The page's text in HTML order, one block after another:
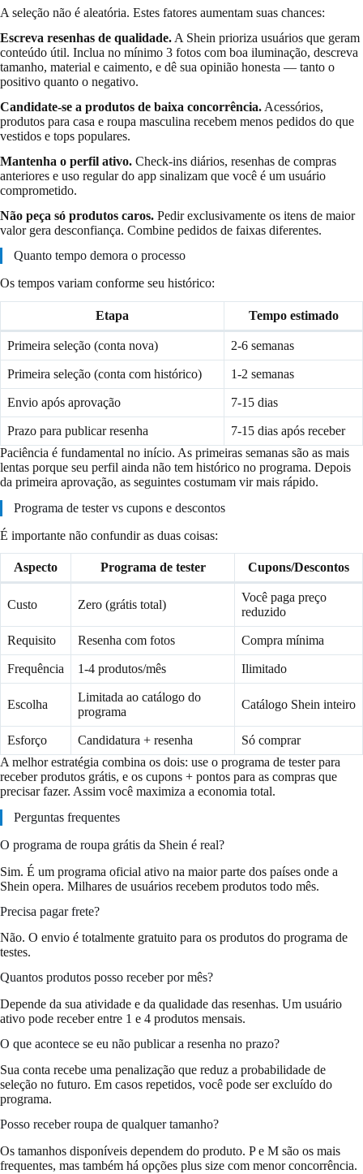
A seleção não é aleatória. Estes fatores aumentam suas chances:
Escreva resenhas de qualidade. A Shein prioriza usuários que geram
conteúdo útil. Inclua no mínimo 3 fotos com boa iluminação, descreva
tamanho, material e caimento, e dê sua opinião honesta — tanto o
positivo quanto o negativo.
Candidate-se a produtos de baixa concorrência. Acessórios,
produtos para casa e roupa masculina recebem menos pedidos do que
vestidos e tops populares.
Mantenha o perfil ativo. Check-ins diários, resenhas de compras
anteriores e uso regular do app sinalizam que você é um usuário
comprometido.
Não peça só produtos caros. Pedir exclusivamente os itens de maior
valor gera desconfiança. Combine pedidos de faixas diferentes.
Quanto tempo demora o processo
Os tempos variam conforme seu histórico:
Etapa Tempo estimado
Primeira seleção (conta nova) 2-6 semanas
Primeira seleção (conta com histórico) 1-2 semanas
Envio após aprovação 7-15 dias
Prazo para publicar resenha
7-15 dias após receber
Paciência é fundamental no início. As primeiras semanas são as mais
lentas porque seu perfil ainda não tem histórico no programa. Depois
da primeira aprovação, as seguintes costumam vir mais rápido.
Programa de tester vs cupons e descontos
É importante não confundir as duas coisas:
Aspecto Programa de tester Cupons/Descontos
Custo Zero (grátis total)
Você paga preço
reduzido
Requisito Resenha com fotos Compra mínima
Frequência 1-4 produtos/mês Ilimitado
Escolha
Limitada ao catálogo do
programa
Catálogo Shein inteiro
Esforço Candidatura + resenha
Só comprar
A melhor estratégia combina os dois: use o programa de tester para
receber produtos grátis, e os cupons + pontos para as compras que
precisar fazer. Assim você maximiza a economia total.
Perguntas frequentes
O programa de roupa grátis da Shein é real?
Sim. É um programa oficial ativo na maior parte dos países onde a
Shein opera. Milhares de usuários recebem produtos todo mês.
Precisa pagar frete?
Não. O envio é totalmente gratuito para os produtos do programa de
testes.
Quantos produtos posso receber por mês?
Depende da sua atividade e da qualidade das resenhas. Um usuário
ativo pode receber entre 1 e 4 produtos mensais.
O que acontece se eu não publicar a resenha no prazo?
Sua conta recebe uma penalização que reduz a probabilidade de
seleção no futuro. Em casos repetidos, você pode ser excluído do
programa.
Posso receber roupa de qualquer tamanho?
Os tamanhos disponíveis dependem do produto. P e M são os mais
frequentes, mas também há opções plus size com menor concorrência.